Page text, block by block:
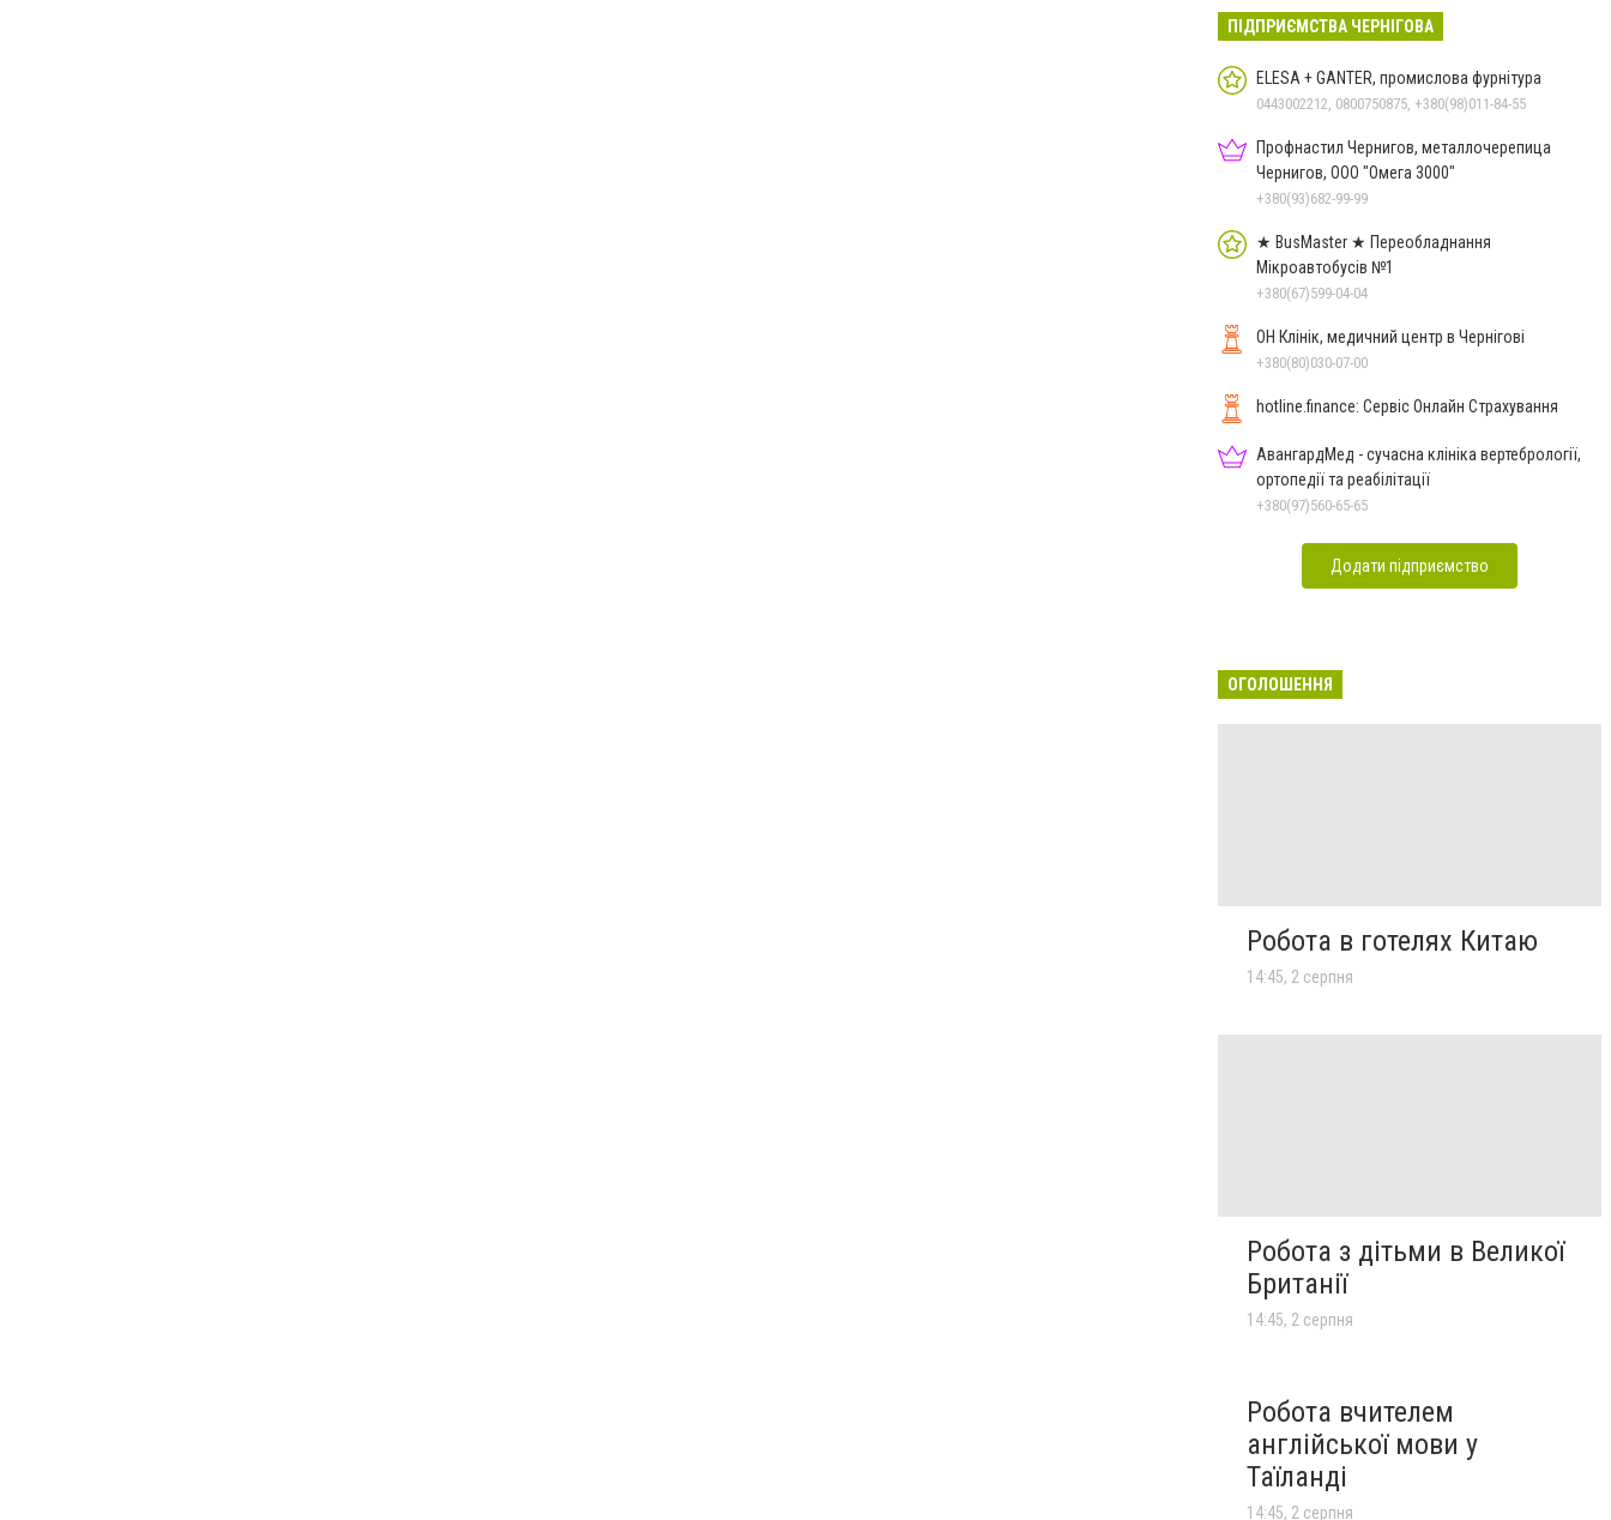
ПІДПРИЄМСТВА ЧЕРНІГОВА
ELESA + GANTER, промислова фурнітура
0443002212, 0800750875, +380(98)011-84-55
Профнастил Чернигов, металлочерепица
Чернигов, ООО "Омега 3000"
+380(93)682-99-99
★ BusMaster ★ Переобладнання
Мікроавтобусів №1
+380(67)599-04-04
ОН Клінік, медичний центр в Чернігові
+380(80)030-07-00
hotline.finance: Сервіс Онлайн Страхування
АвангардМед - сучасна клініка вертебрології,
ортопедії та реабілітації
+380(97)560-65-65
Додати підприємство
ОГОЛОШЕННЯ
Робота в готелях Китаю
14:45, 2 серпня
Робота з дітьми в Великої
Британії
14:45, 2 серпня
Робота вчителем
англійської мови у
Таїланді
14:45, 2 серпня